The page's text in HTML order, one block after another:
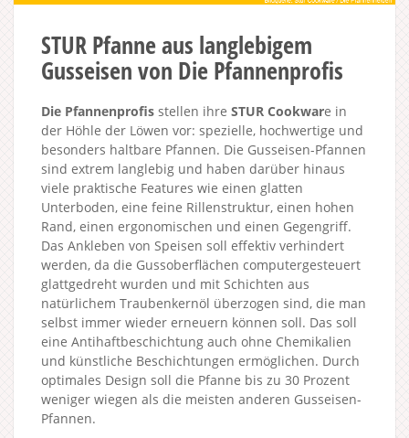
STUR Pfanne aus langlebigem
Gusseisen von Die Pfannenprofis
Die Pfannenprofis stellen ihre STUR Cookware in
der Höhle der Löwen vor: spezielle, hochwertige und
besonders haltbare Pfannen. Die Gusseisen-Pfannen
sind extrem langlebig und haben darüber hinaus
viele praktische Features wie einen glatten
Unterboden, eine feine Rillenstruktur, einen hohen
Rand, einen ergonomischen und einen Gegengriff.
Das Ankleben von Speisen soll effektiv verhindert
werden, da die Gussoberflächen computergesteuert
glattgedreht wurden und mit Schichten aus
natürlichem Traubenkernöl überzogen sind, die man
selbst immer wieder erneuern können soll. Das soll
eine Antihaftbeschichtung auch ohne Chemikalien
und künstliche Beschichtungen ermöglichen. Durch
optimales Design soll die Pfanne bis zu 30 Prozent
weniger wiegen als die meisten anderen Gusseisen-
Pfannen.